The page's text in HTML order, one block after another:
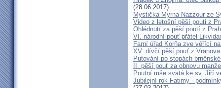
(28.06.2017)
Mystička Myrna Nazzour ze
Video z letošní pěší pouti z
Ohlédnutí za pěší poutí z
VI. národní pouť přátel
Farní úřad Korňa zve věřící
XV. dívčí pěší pouť z
Putování po stopách
II. pěší pouť za obnovu
Poutní mše svatá ke sv. Jiří
Jubilejní rok Fatimy -